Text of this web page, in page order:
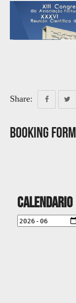
Share:
Booking Form
Calendario